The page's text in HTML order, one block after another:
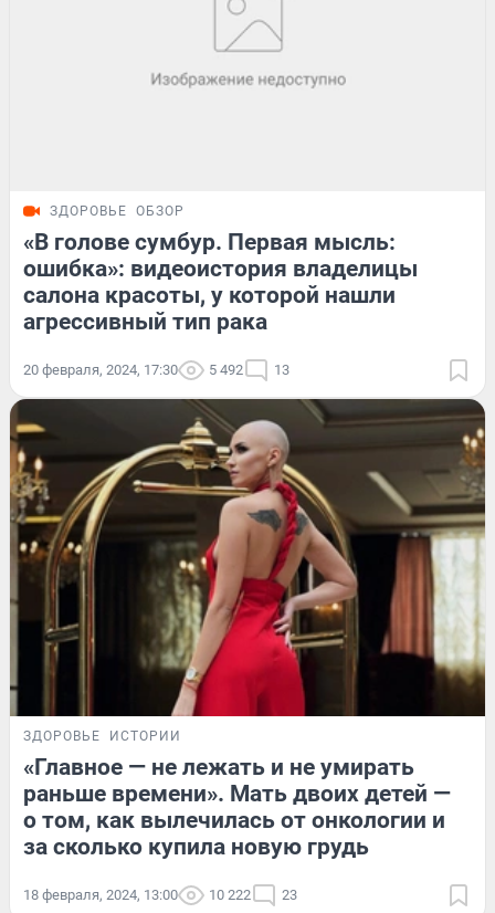
ЗДОРОВЬЕ ОБЗОР
«В голове сумбур. Первая мысль:
ошибка»: видеоистория владелицы
салона красоты, у которой нашли
агрессивный тип рака
20 февраля, 2024, 17:30 5 492 13
ЗДОРОВЬЕ ИСТОРИИ
«Главное — не лежать и не умирать
раньше времени». Мать двоих детей —
о том, как вылечилась от онкологии и
за сколько купила новую грудь
18 февраля, 2024, 13:00 10 222 23